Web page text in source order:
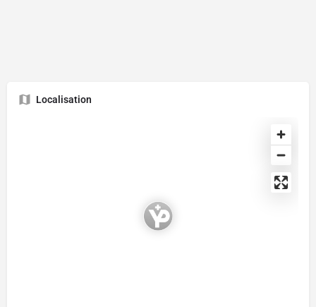
Localisation